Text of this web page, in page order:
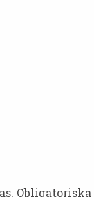
Obligatoriska